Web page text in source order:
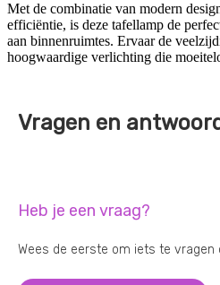
Met de combinatie van modern
efficiëntie, is deze tafellamp de
aan binnenruimtes. Ervaar de
hoogwaardige verlichting die
Vragen en
Heb je een vraag?
Wees de eerste om iets te